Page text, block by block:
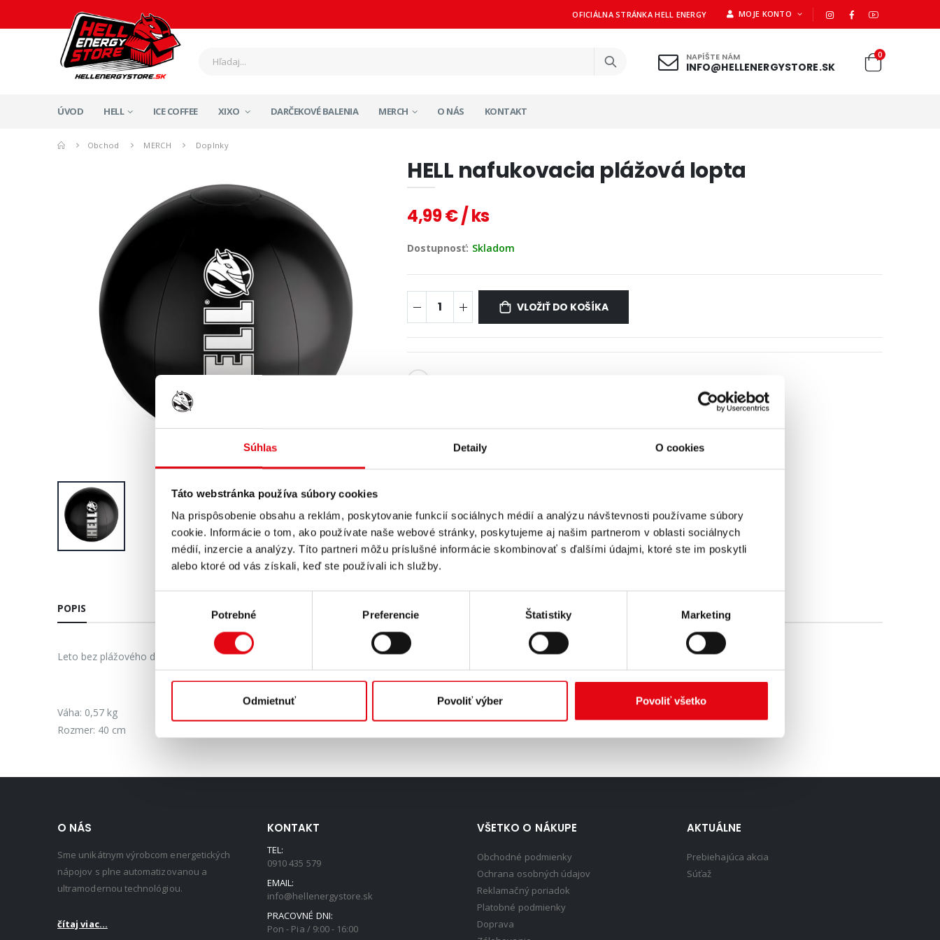
Súhlas Detaily O cookies
Táto webstránka používa súbory cookies
Na prispôsobenie obsahu a reklám, poskytovanie funkcií sociálnych médií a analýzu návštevnosti používame súbory
cookie. Informácie o tom, ako používate naše webové stránky, poskytujeme aj našim partnerom v oblasti sociálnych
médií, inzercie a analýzy. Títo partneri môžu príslušné informácie skombinovať s ďalšími údajmi, ktoré ste im poskytli
alebo ktoré od vás získali, keď ste používali ich služby.
Potrebné Preferencie Štatistiky Marketing
Odmietnuť Povoliť výber Povoliť všetko
OFICIÁLNA STRÁNKA HELL ENERGY MOJE KONTO
NAPÍŠTE NÁM
INFO@HELLENERGYSTORE.SK
0
ÚVOD HELL ICE COFFEE XIXO DARČEKOVÉ BALENIA MERCH O NÁS KONTAKT
Obchod MERCH Doplnky
HELL nafukovacia plážová lopta
4,99 € / ks
Dostupnosť: Skladom
VLOŽIŤ DO KOŠÍKA
POPIS
Leto bez plážového doplnku HELL nie je leto. Táto nafukovacia plážová lopta je ľahká a ľahko sa prenáša.
Váha: 0,57 kg
Rozmer: 40 cm
O NÁS
Sme unikátnym výrobcom energetických
nápojov s plne automatizovanou a
ultramodernou technológiou.
čítaj viac...
KONTAKT
TEL:
0910 435 579
EMAIL:
info@hellenergystore.sk
PRACOVNÉ DNI:
Pon - Pia / 9:00 - 16:00
VŠETKO O NÁKUPE
Obchodné podmienky
Ochrana osobných údajov
Reklamačný poriadok
Platobné podmienky
Doprava
AKTUÁLNE
Prebiehajúca akcia
Súťaž